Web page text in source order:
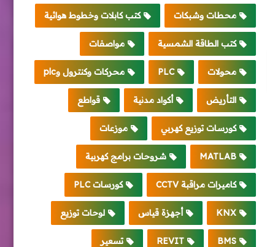
محطات وشبكات كتب كابلات وخطوط هوائية
كتب الطاقة الشمسية مواصفات
محولات PLC محركات وكنترول وplc
التأريض أكواد مدنية قواطع
كورسات توزيع كهربي موزعات
MATLAB شروحات برامج كهربية
كاميرات مراقبة CCTV كورسات PLC
KNX أجهزة قياس لوحات توزيع
BMS
REVIT تسعير